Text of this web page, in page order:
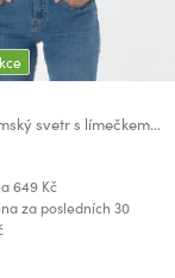
Černý dámský svetr s límečkem ORSAY
649 Kč
za posledních 30